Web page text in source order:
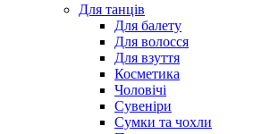
Для танців
Для балету
Для волосся
Для взуття
Косметика
Чоловічі
Сувеніри
Сумки та чохли